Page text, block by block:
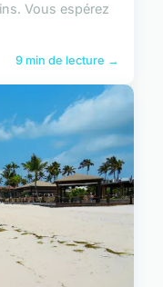
Vous espérez
9 min de lecture →